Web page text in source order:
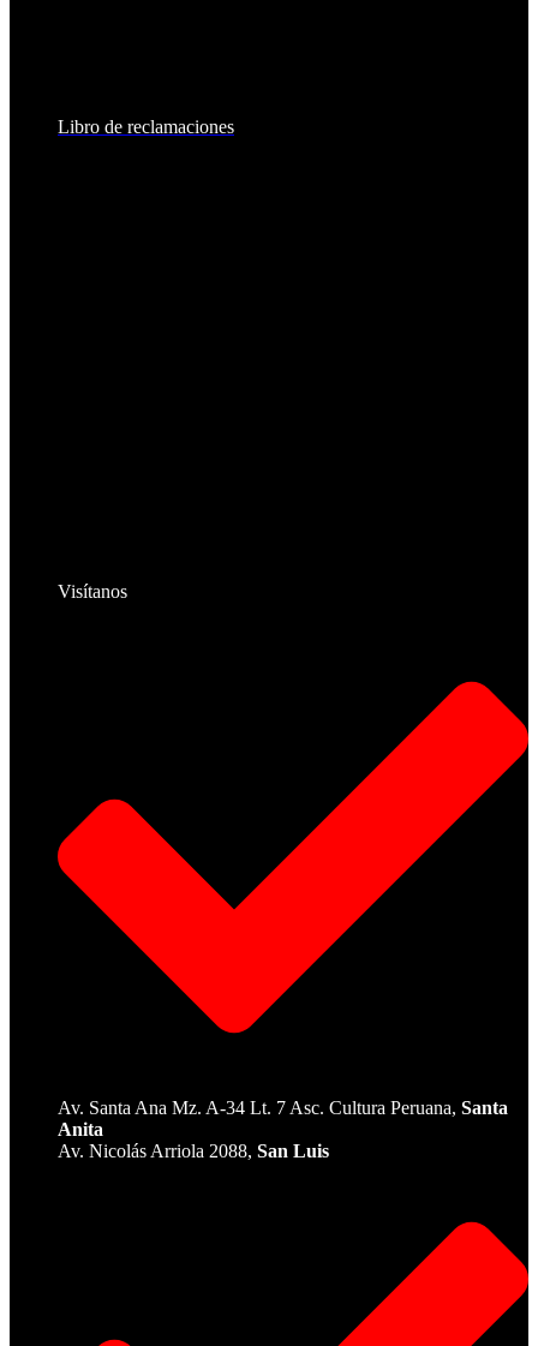
Libro de reclamaciones
Visítanos
Av. Santa Ana Mz. A-34 Lt. 7 Asc. Cultura Peruana, Santa
Anita
Av. Nicolás Arriola 2088, San Luis